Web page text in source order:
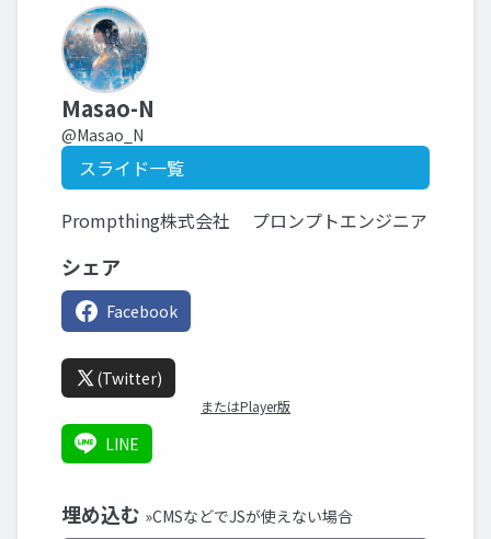
Masao-N
@Masao_N
スライド一覧
Prompthing株式会社 プロンプトエンジニア
シェア
Facebook
(Twitter)
またはPlayer版
LINE
埋め込む »CMSなどでJSが使えない場合